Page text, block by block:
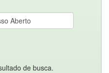
de busca.